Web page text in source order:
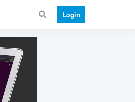
Login